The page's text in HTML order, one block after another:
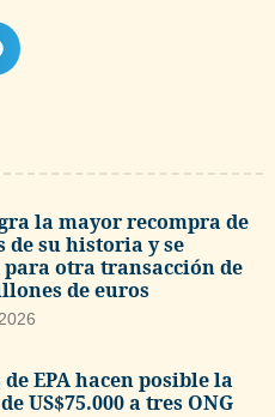
la mayor recompra de
de su historia y se
otra transacción de
de euros
EPA hacen posible la
US$75.000 a tres ONG